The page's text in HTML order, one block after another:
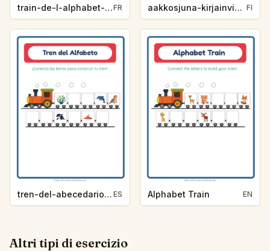
train-de-l-alphabet-indice-de-lettre-vie-oceanique-0a9aFR aakkosjuna-kirjainvihje-varit-f91e FI
tren-del-abecedario-pista-de-letra-vida-marina-9e8b ES Alphabet Train EN
Altri tipi di esercizio